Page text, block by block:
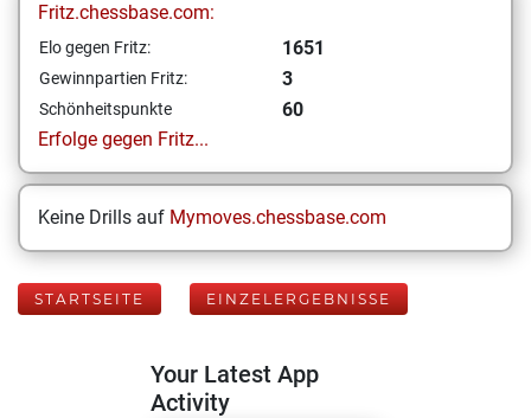
Fritz.chessbase.com:
Elo gegen Fritz: 1651
Gewinnpartien Fritz: 3
Schönheitspunkte
60
Erfolge gegen Fritz...
Keine Drills auf Mymoves.chessbase.com
STARTSEITE EINZELERGEBNISSE
Your Latest App
Activity